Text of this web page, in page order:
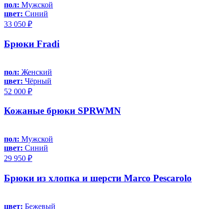
пол: Мужской
цвет: Синий
33 050 ₽
Брюки Fradi
пол: Женский
цвет: Чёрный
52 000 ₽
Кожаные брюки SPRWMN
пол: Мужской
цвет: Синий
29 950 ₽
Брюки из хлопка и шерсти Marco Pescarolo
цвет: Бежевый